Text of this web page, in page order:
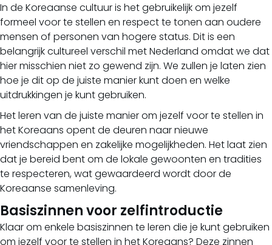
In de Koreaanse cultuur is het gebruikelijk om jezelf
formeel voor te stellen en respect te tonen aan oudere
mensen of personen van hogere status. Dit is een
belangrijk cultureel verschil met Nederland omdat we dat
hier misschien niet zo gewend zijn. We zullen je laten zien
hoe je dit op de juiste manier kunt doen en welke
uitdrukkingen je kunt gebruiken.
Het leren van de juiste manier om jezelf voor te stellen in
het Koreaans opent de deuren naar nieuwe
vriendschappen en zakelijke mogelijkheden. Het laat zien
dat je bereid bent om de lokale gewoonten en tradities
te respecteren, wat gewaardeerd wordt door de
Koreaanse samenleving.
Basiszinnen voor zelfintroductie
Klaar om enkele basiszinnen te leren die je kunt gebruiken
om jezelf voor te stellen in het Koreaans? Deze zinnen